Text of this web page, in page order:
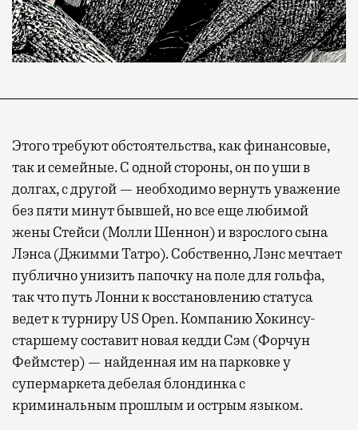
Этого требуют обстоятельства, как финансовые,
так и семейные. С одной стороны, он по уши в
долгах, с другой — необходимо вернуть уважение
без пяти минут бывшей, но все еще любимой
жены Стейси (Молли Шеннон) и взрослого сына
Лэнса (Джимми Татро). Собственно, Лэнс мечтает
публично унизить папочку на поле для гольфа,
так что путь Лонни к восстановлению статуса
ведет к турниру US Open. Компанию Хокинсу-
старшему составит новая кедди Сэм (Форчун
Феймстер) — найденная им на парковке у
супермаркета дебелая блондинка с
криминальным прошлым и острым языком.